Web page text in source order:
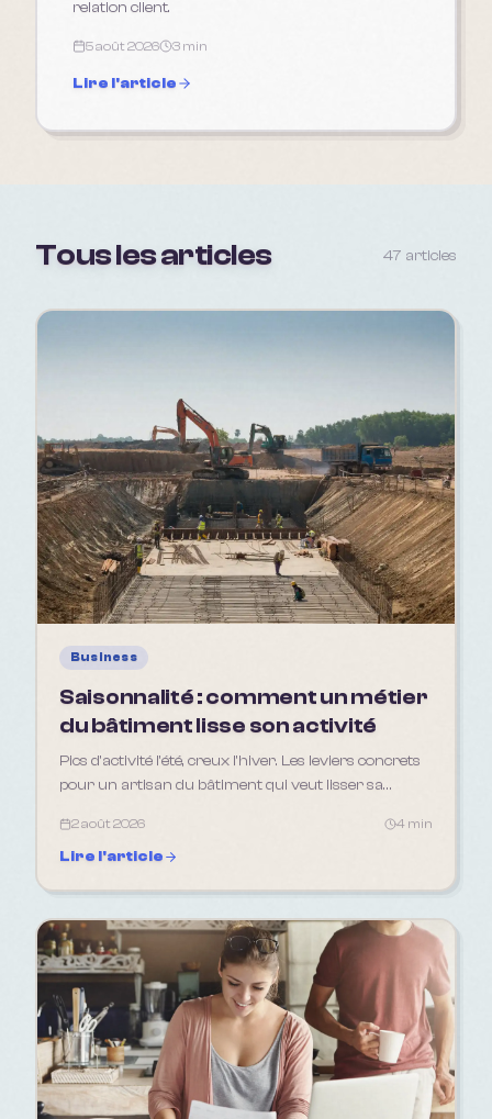
relation client.
5 août 2026 3 min
Lire l'article
Tous les articles 47 articles
Business
Saisonnalité : comment un métier
du bâtiment lisse son activité
Pics d'activité l'été, creux l'hiver. Les leviers concrets
pour un artisan du bâtiment qui veut lisser sa
2 août 2026 4 min
Lire l'article